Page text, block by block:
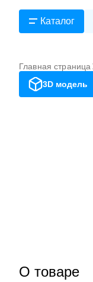
Каталог
Главная страница
3D модель
О товаре